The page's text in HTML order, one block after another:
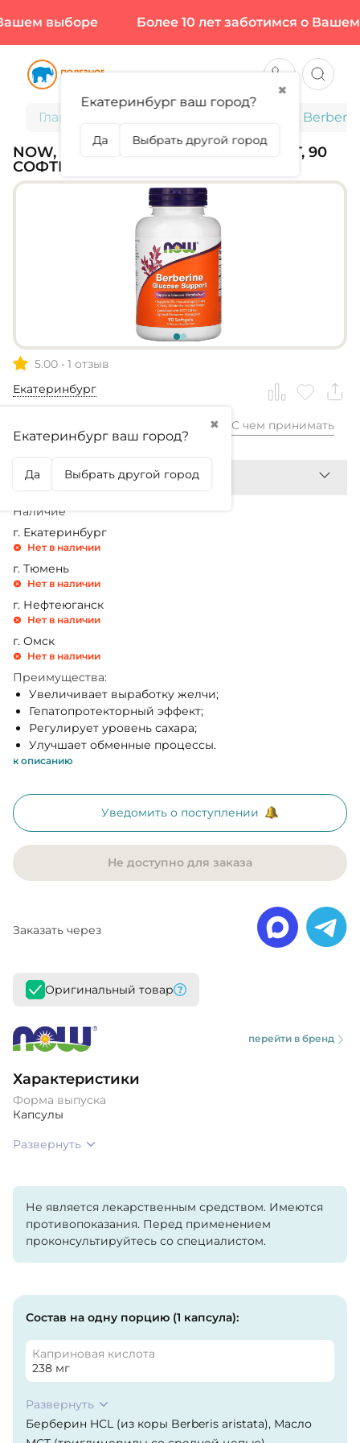
выборе Более 10 лет заботимся о Вашем
Главная NOW,
NOW, BERBERINE GLUCOSE SUPPORT, 90
СОФТГЕЛЬ (90 ПОРЦИЙ)
5.00 • 1 отзыв
Екатеринбург
✖
Екатеринбург ваш город?
Да Выбрать другой город
4 290,99₽ С чем принимать
Наличие
г. Екатеринбург
Нет в наличии
г. Тюмень
Нет в наличии
г. Нефтеюганск
Нет в наличии
г. Омск
Нет в наличии
Преимущества:
Увеличивает выработку желчи;
Гепатопротекторный эффект;
Регулирует уровень сахара;
Улучшает обменные процессы.
к описанию
Уведомить о поступлении
Не доступно для заказа
Заказать через
Оригинальный товар
перейти в бренд
Характеристики
Форма выпуска
Капсулы
Развернуть
Не является лекарственным средством. Имеются
противопоказания. Перед применением
проконсультируйтесь со специалистом.
Состав на одну порцию (1 капсула):
Каприновая кислота
238 мг
Развернуть
Берберин HCL (из коры Berberis aristata), Масло
✖
Екатеринбург ваш город?
Да Выбрать другой город